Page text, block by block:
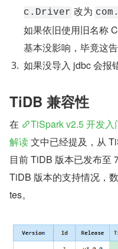
c.Driver 改为
如果依旧使用旧名称
基本没影响，毕竟这
如果没导入 jdbc 会报
TiDB 兼容性
在
TiSpark v2.5 开发
解读 文中已经提及，从
目前 TiDB 版本已发布至
TiDB 版本的支持情况，
tes。